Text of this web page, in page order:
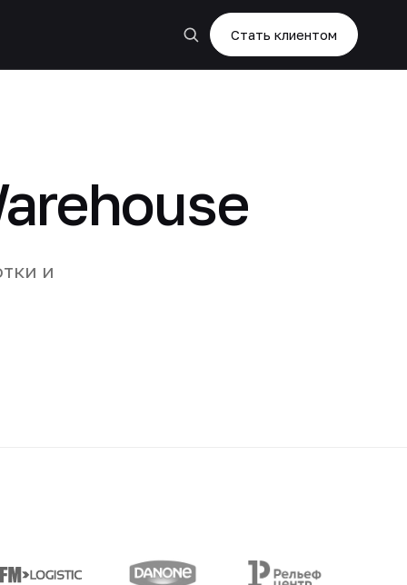
Стать клиентом
и